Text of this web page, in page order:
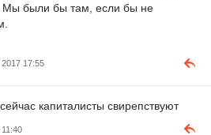
Мы были бы там, если бы не
2017 17:55
капиталисты свирепствуют